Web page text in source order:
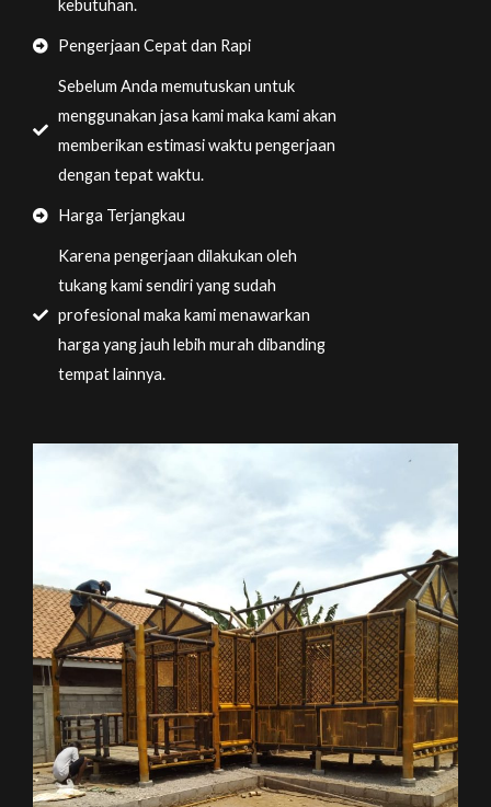
kebutuhan.
Pengerjaan Cepat dan Rapi
Sebelum Anda memutuskan untuk
menggunakan jasa kami maka kami akan
memberikan estimasi waktu pengerjaan
dengan tepat waktu.
Harga Terjangkau
Karena pengerjaan dilakukan oleh
tukang kami sendiri yang sudah
profesional maka kami menawarkan
harga yang jauh lebih murah dibanding
tempat lainnya.